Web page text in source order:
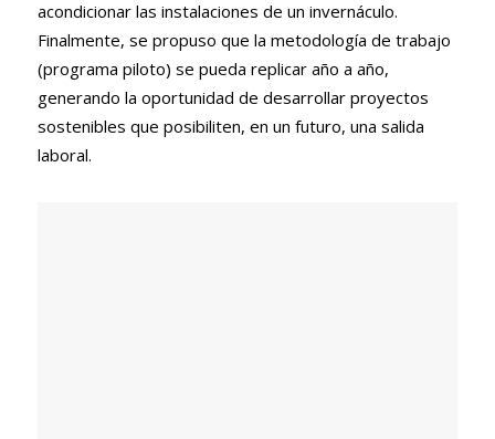
acondicionar las instalaciones de un invernáculo.
Finalmente, se propuso que la metodología de trabajo
(programa piloto) se pueda replicar año a año,
generando la oportunidad de desarrollar proyectos
sostenibles que posibiliten, en un futuro, una salida
laboral.